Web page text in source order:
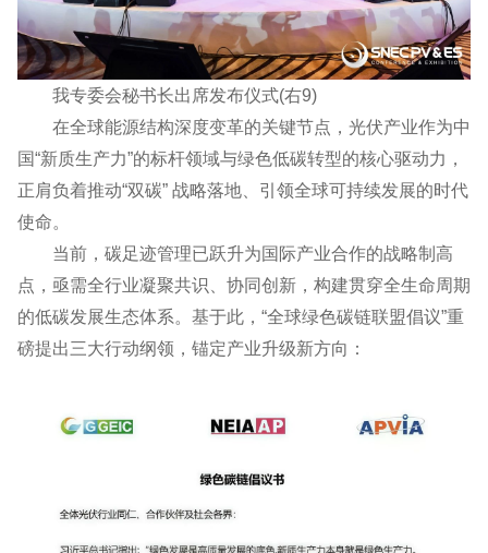
我专委会秘书长出席发布仪式(右9)
在全球能源结构深度变革的关键节点，光伏产业作为中
国“新质生产力”的标杆领域与绿色低碳转型的核心驱动力，
正肩负着推动“双碳” 战略落地、引领全球可持续发展的时代
使命。
当前，碳足迹管理已跃升为国际产业合作的战略制高
点，亟需全行业凝聚共识、协同创新，构建贯穿全生命周期
的低碳发展生态体系。基于此，“全球绿色碳链联盟倡议”重
磅提出三大行动纲领，锚定产业升级新方向：